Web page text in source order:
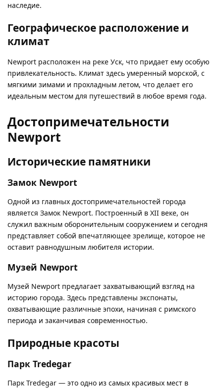
наследие.
Географическое расположение и
климат
Newport расположен на реке Уск, что придает ему особую
привлекательность. Климат здесь умеренный морской, с
мягкими зимами и прохладным летом, что делает его
идеальным местом для путешествий в любое время года.
Достопримечательности
Newport
Исторические памятники
Замок Newport
Одной из главных достопримечательностей города
является Замок Newport. Построенный в XII веке, он
служил важным оборонительным сооружением и сегодня
представляет собой впечатляющее зрелище, которое не
оставит равнодушным любителя истории.
Музей Newport
Музей Newport предлагает захватывающий взгляд на
историю города. Здесь представлены экспонаты,
охватывающие различные эпохи, начиная с римского
периода и заканчивая современностью.
Природные красоты
Парк Tredegar
Парк Tredegar — это одно из самых красивых мест в